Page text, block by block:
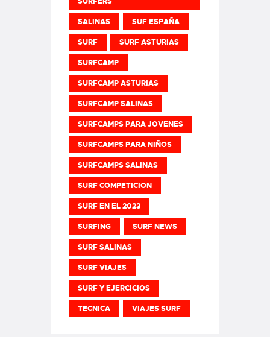
SALINAS SUF ESPAÑA
SURF SURF ASTURIAS
SURFCAMP
SURFCAMP ASTURIAS
SURFCAMP SALINAS
SURFCAMPS PARA JOVENES
SURFCAMPS PARA NIÑOS
SURFCAMPS SALINAS
SURF COMPETICION
SURF EN EL 2023
SURFING SURF NEWS
SURF SALINAS
SURF VIAJES
SURF Y EJERCICIOS
TECNICA VIAJES SURF